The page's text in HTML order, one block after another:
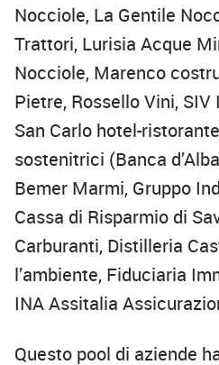
Nocciole, La Gentile
Trattori, Lurisia Acque
Nocciole, Marenco
Pietre, Rossello Vini,
San Carlo hotel-
sostenitrici (Banca
Bemer Marmi, Gruppo
Cassa di Risparmio di
Carburanti, Distilleria
l’ambiente, Fiduciaria
INA Assitalia
Questo pool di aziende